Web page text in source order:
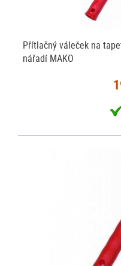
Přítlačný váleček na
nářadí MAKO